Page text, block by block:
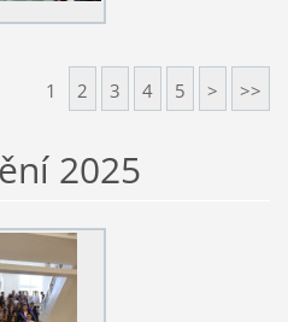
1 2 3 4 5 > >>
2025